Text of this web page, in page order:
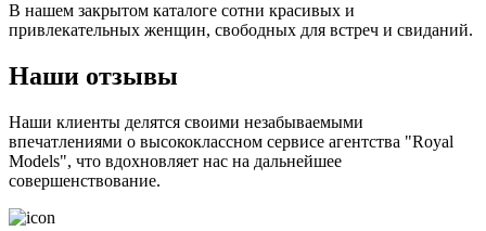
В нашем закрытом каталоге сотни красивых и
привлекательных женщин, свободных для встреч и свиданий.
Наши отзывы
Наши клиенты делятся своими незабываемыми
впечатлениями о высококлассном сервисе агентства "Royal
Models", что вдохновляет нас на дальнейшее
совершенствование.